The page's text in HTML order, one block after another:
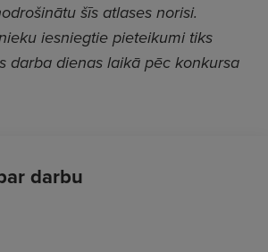
šīs atlases norisi.
iesniegtie pieteikumi tiks
darba dienas laikā pēc konkursa
darbu